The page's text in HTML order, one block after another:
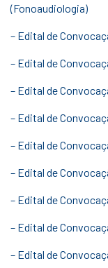
(Fonoaudiologia)
– Edital de
– Edital de
– Edital de
– Edital de
– Edital de
– Edital de
– Edital de
– Edital de
– Edital de